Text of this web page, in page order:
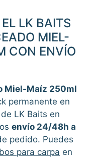
LK BAITS
MIEL-
CON ENVÍO
Miel-Maíz 250ml
permanente en
LK Baits en
envío 24/48h a
pedido. Puedes
para carpa en